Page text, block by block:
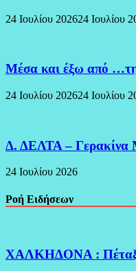
24 Ιουλίου 202624 Ιουλίου
Μέσα και έξω από
24 Ιουλίου 202624 Ιουλίου
Δ. ΔΕΛΤΑ – Γερακίνα
24 Ιουλίου 2026
Ροή Ειδήσεων
ΧΑΛΚΗΔΟΝΑ :